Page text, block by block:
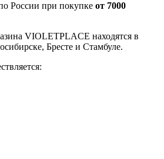
России при покупке от 7000
VIOLETPLACE находятся в
Бресте и Стамбуле.